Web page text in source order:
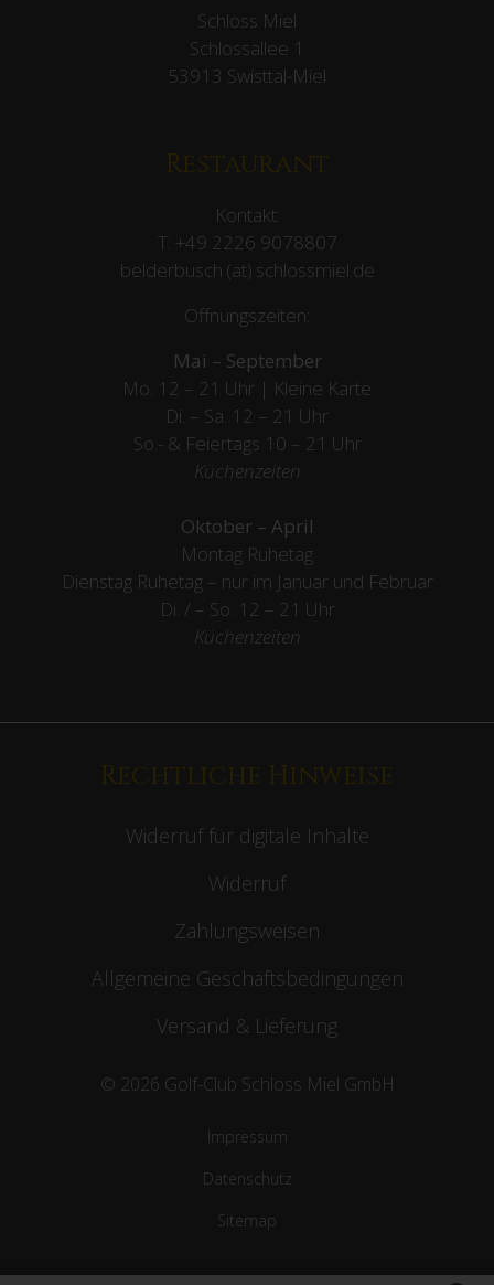
Schloss Miel
Schlossallee 1
53913 Swisttal-Miel
Restaurant
Kontakt:
T: +49 2226 9078807
belderbusch (at) schlossmiel.de
Öffnungszeiten:
Mai – September
Mo. 12 – 21 Uhr | Kleine Karte
Di. – Sa. 12 – 21 Uhr
So.- & Feiertags 10 – 21 Uhr
Küchenzeiten
Oktober – April
Montag Ruhetag
Dienstag Ruhetag – nur im Januar und Februar
Di. / – So. 12 – 21 Uhr
Küchenzeiten
Rechtliche Hinweise
Widerruf für digitale Inhalte
Widerruf
Zahlungsweisen
Allgemeine Geschäftsbedingungen
Versand & Lieferung
© 2026 Golf-Club Schloss Miel GmbH
Impressum
Datenschutz
Sitemap